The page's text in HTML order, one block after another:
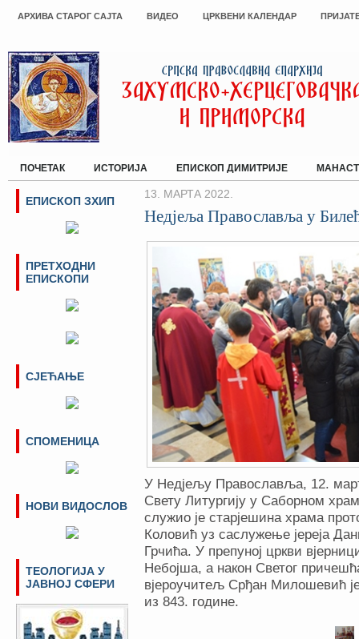
АРХИВА СТАРОГ САЈТА ВИДЕО ЦРКВЕНИ КАЛЕНДАР
ПОЧЕТАК ИСТОРИЈА ЕПИСКОП ДИМИТРИЈЕ
13. МАРТА 2022.
Недјељa Православља у
У Недјељу Православља, 12.
Свету Литургију у Саборном
служио је старјешина храма
Коловић уз саслужење јереја
Грчића. У препуној цркви
Небојша, а након Светог
вјероучитељ Срђан Милошевић
из 843. године.
ЕПИСКОП ЗХИП
ПРЕТХОДНИ
ЕПИСКОПИ
СЈЕЋАЊЕ
СПОМЕНИЦА
НОВИ ВИДОСЛОВ
ТЕОЛОГИЈА У
ЈАВНОЈ СФЕРИ